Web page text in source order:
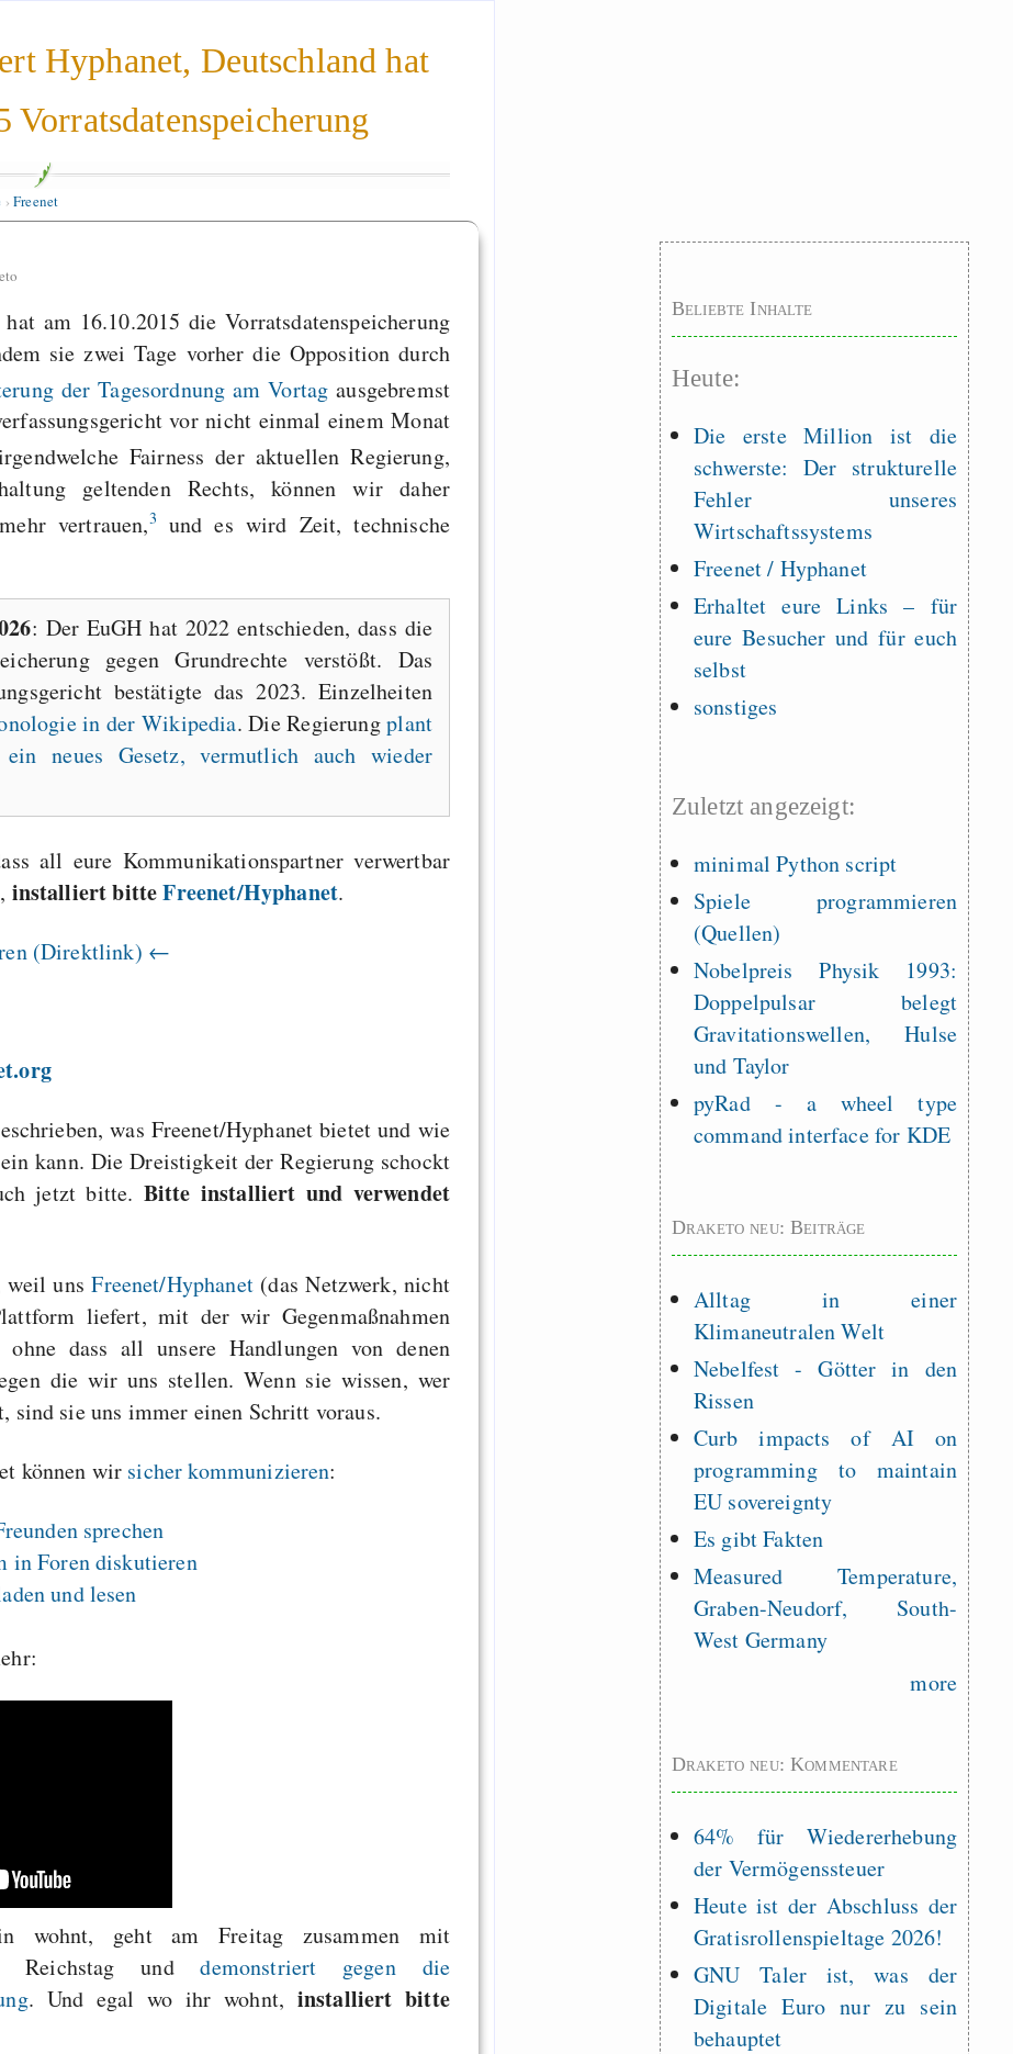
Hyphanet, Deutschland hat
Vorratsdatenspeicherung
›Freenet
am 16.10.2015 die Vorratsdatenspeicherung
sie zwei Tage vorher die Opposition durch
der Tagesordnung am Vortag ausgebremst
vor nicht einmal einem Monat
Fairness der aktuellen Regierung,
geltenden Rechts, können wir daher
vertrauen,3
und es wird Zeit, technische
: Der EuGH hat 2022 entschieden, dass die
gegen Grundrechte verstößt. Das
bestätigte das 2023. Einzelheiten
in der Wikipedia. Die Regierungplant
neues Gesetz, vermutlich auch wieder
all eure Kommunikationspartner verwertbar
installiert bitteFreenet/Hyphanet.
(Direktlink) ←
was Freenet/Hyphanet bietet und wie
kann. Die Dreistigkeit der Regierung schockt
jetzt bitte. Bitte installiert und verwendet
weil unsFreenet/Hyphanet(das Netzwerk, nicht
liefert, mit der wir Gegenmaßnahmen
ohne dass all unsere Handlungen von denen
die wir uns stellen. Wenn sie wissen, wer
sind sie uns immer einen Schritt voraus.
können wir sicher kommunizieren:
sprechen
in Foren diskutieren
und lesen
wohnt, geht am Freitag zusammen mit
Reichstag unddemonstriert gegen die
. Und egal wo ihr wohnt, installiert bitte
Beliebte Inhalte
Heute:
Die erste Million ist die
schwerste: Der strukturelle
Fehler unseres
Wirtschaftssystems
Freenet / Hyphanet
Erhaltet eure Links – für
eure Besucher und für euch
selbst
sonstiges
Zuletzt angezeigt:
minimal Python script
Spiele programmieren
(Quellen)
Nobelpreis Physik 1993:
Doppelpulsar belegt
Gravitationswellen, Hulse
und Taylor
pyRad - a wheel type
command interface for KDE
Draketo neu: Beiträge
Alltag in einer
Klimaneutralen Welt
Nebelfest - Götter in den
Rissen
Curb impacts of AI on
programming to maintain
EU sovereignty
Es gibt Fakten
Measured Temperature,
Graben-Neudorf, South-
West Germany
more
Draketo neu: Kommentare
64% für Wiedererhebung
der Vermögenssteuer
Heute ist der Abschluss der
Gratisrollenspieltage 2026!
GNU Taler ist, was der
Digitale Euro nur zu sein
behauptet